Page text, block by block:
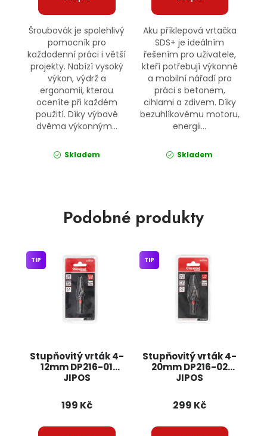
Šroubovák je spolehlivý
pomocník pro
každodenní práci i větší
projekty. Nabízí vysoký
výkon, výdrž a
ergonomii, kterou
oceníte při každém
použití. Díky výbavě
dvěma výkonným...
Skladem
Aku příklepová vrtačka
SDS+ je ideálním
řešením pro uživatele,
kteří potřebují výkonné
a mobilní nářadí pro
práci s betonem,
cihlami a zdivem. Díky
bezuhlíkovému motoru,
energii...
Skladem
Podobné produkty
Stupňovitý vrták 4-
12mm DP216-01
JIPOS
TIP
199 Kč
Stupňovitý vrták 4-
20mm DP216-02
JIPOS
TIP
299 Kč